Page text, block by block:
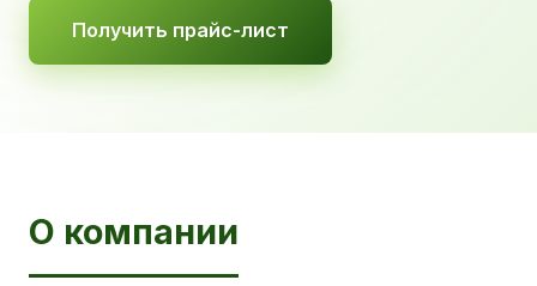
Получить прайс-лист
О компании